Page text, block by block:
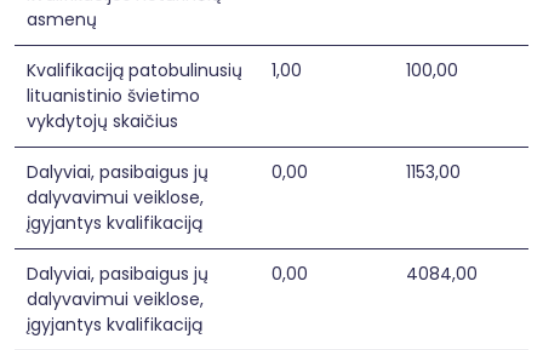
iš švietimo įstaigos turimų lėšų. Dėl šios
priežasties būtų tikslinga paskatinti pedagogus
tobulinti kvalifikaciją užsienio institucijose ar
organizacijose (mokomieji renginiai,
konferencijos, praktikos vizitai, tarptautinio
sertifikavimo programos, kt.) už esamos
formalios kvalifikacijų tobulinimo sistemos ribų
sukuriant atitinkamus finansinius instrumentus
(pvz., stažuočių užsienyje programą).
   Projekto veiklose numatytas pagalbos
švietimo įstaigų vadovams užtikrinimas –
ilgalaikė vadovų mentorystė, švietimo įstaigų
vadovų kvalifikacijos tobulinimo programų
rengimas ir įgyvendinimas ir pedagogų
stažuočių aprašo parengimas ir stažuočių
užsienyje organizavimas.
asmenų
Kvalifikaciją patobulinusių
lituanistinio švietimo
vykdytojų skaičius
1,00 100,00
Dalyviai, pasibaigus jų
dalyvavimui veiklose,
įgyjantys kvalifikaciją
0,00 1153,00
Dalyviai, pasibaigus jų
dalyvavimui veiklose,
įgyjantys kvalifikaciją
0,00 4084,00